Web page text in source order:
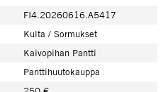
FI4.20260616.A5417
Kulta / Sormukset
Kaivopihan Pantti
Panttihuutokauppa